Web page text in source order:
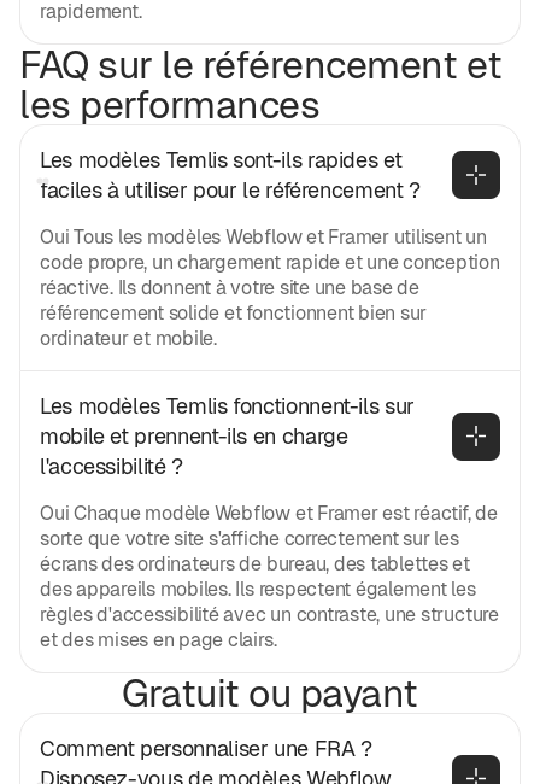
rapidement.
FAQ sur le référencement et
les performances
Les modèles Temlis sont-ils rapides et
faciles à utiliser pour le référencement ?
Oui Tous les modèles Webflow et Framer utilisent un
code propre, un chargement rapide et une conception
réactive. Ils donnent à votre site une base de
référencement solide et fonctionnent bien sur
ordinateur et mobile.
Les modèles Temlis fonctionnent-ils sur
mobile et prennent-ils en charge
l'accessibilité ?
Oui Chaque modèle Webflow et Framer est réactif, de
sorte que votre site s'affiche correctement sur les
écrans des ordinateurs de bureau, des tablettes et
des appareils mobiles. Ils respectent également les
règles d'accessibilité avec un contraste, une structure
et des mises en page clairs.
Gratuit ou payant
Comment personnaliser une FRA ?